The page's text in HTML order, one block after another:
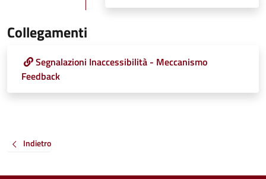
Collegamenti
Segnalazioni Inaccessibilità - Meccanismo
Feedback
Indietro